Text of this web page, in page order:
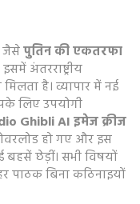
जैसेपुतिन की एकतरफा
अंतरराष्ट्रीय
है। व्यापार में नई
लिए उपयोगी
Ghibli AI इमेज क्रीज
हो गए और इस
बहसें छेड़ीं। सभी विषयों
पाठक बिना कठिनाइयों